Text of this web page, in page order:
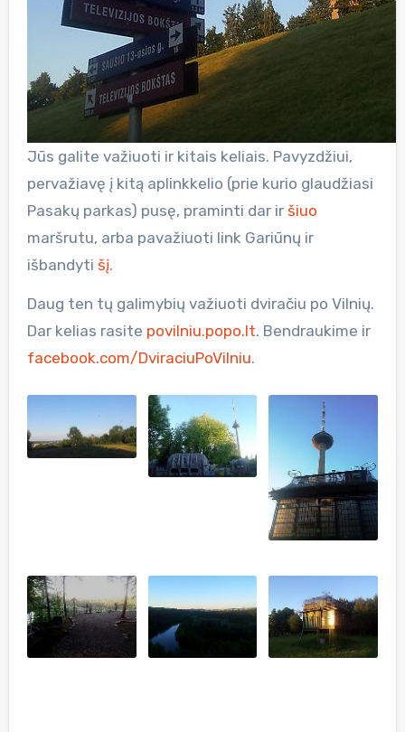
Jūs galite važiuoti ir kitais keliais. Pavyzdžiui,
pervažiavę į kitą aplinkkelio (prie kurio glaudžiasi
Pasakų parkas) pusę, praminti dar ir šiuo
maršrutu, arba pavažiuoti link Gariūnų ir
išbandyti šį.
Daug ten tų galimybių važiuoti dviračiu po Vilnių.
Dar kelias rasite povilniu.popo.lt. Bendraukime ir
facebook.com/DviraciuPoVilniu.